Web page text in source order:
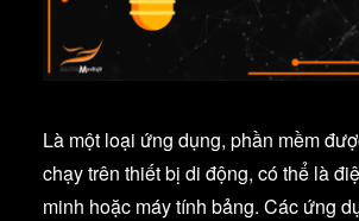
Là một loại ứng dụng, phần mềm
chạy trên thiết bị di động, có thể là
minh hoặc máy tính bảng. Các ứng